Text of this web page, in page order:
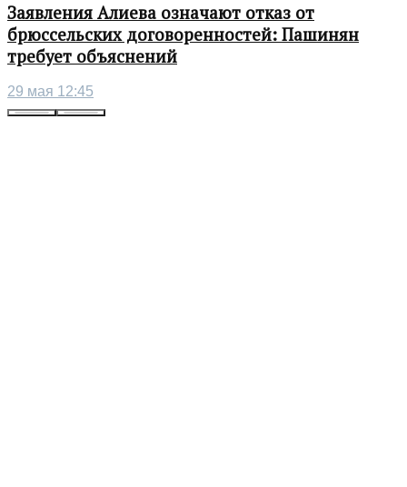
Заявления Алиева означают отказ от
брюссельских договоренностей: Пашинян
требует объяснений
29 мая 12:45